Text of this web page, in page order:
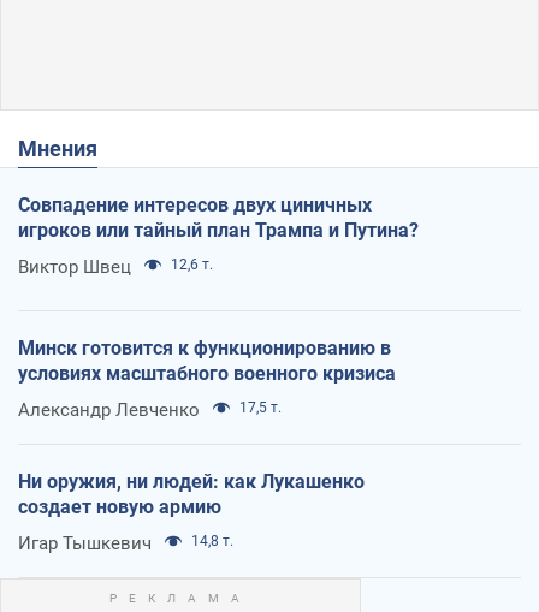
Мнения
Совпадение интересов двух циничных
игроков или тайный план Трампа и Путина?
Виктор Швец 12,6 т.
Минск готовится к функционированию в
условиях масштабного военного кризиса
Александр Левченко 17,5 т.
Ни оружия, ни людей: как Лукашенко
создает новую армию
Игар Тышкевич 14,8 т.